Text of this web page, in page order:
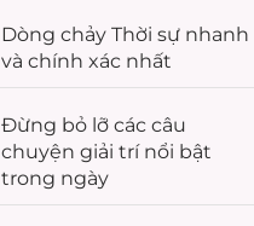
Dòng chảy Thời sự nhanh
và chính xác nhất
Đừng bỏ lỡ các câu
chuyện giải trínổi bật
trong ngày